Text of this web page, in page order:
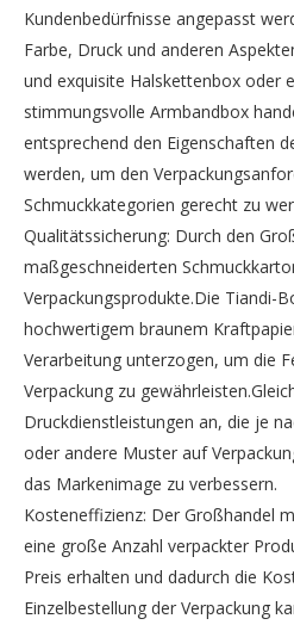
Kundenbedürfnisse angepasst
Farbe, Druck und anderen
und exquisite Halskettenbox oder
stimmungsvolle Armbandbox
entsprechend den Eigenschaften
werden, um den
Schmuckkategorien gerecht zu
Qualitätssicherung: Durch den
maßgeschneiderten
Verpackungsprodukte.Die Tiandi-
hochwertigem braunem
Verarbeitung unterzogen, um die
Verpackung zu
Druckdienstleistungen an, die je
oder andere Muster auf
das Markenimage zu verbessern.
Kosteneffizienz: Der Großhandel
eine große Anzahl verpackter
Preis erhalten und dadurch die
Einzelbestellung der Verpackung